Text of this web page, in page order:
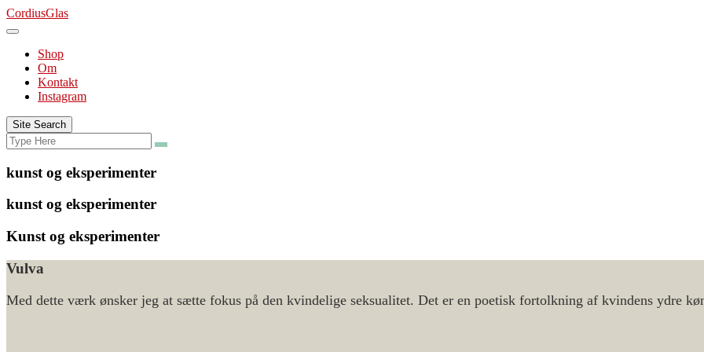
Skip
to
CordiusGlas
Shop
Om
Kontakt
Instagram
Site Search
Search
for:
Search
kunst og eksperimenter
kunst og eksperimenter
Kunst og eksperimenter
Vulva
Med dette værk ønsker jeg at sætte fokus på den kvindelige seksualitet. Det er en poetisk fortolkning af kvindens ydre